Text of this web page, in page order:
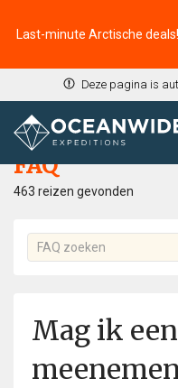
Last-minute Arctische
Deze pagina is
Home
FAQ
463 reizen gevonden
Mag ik